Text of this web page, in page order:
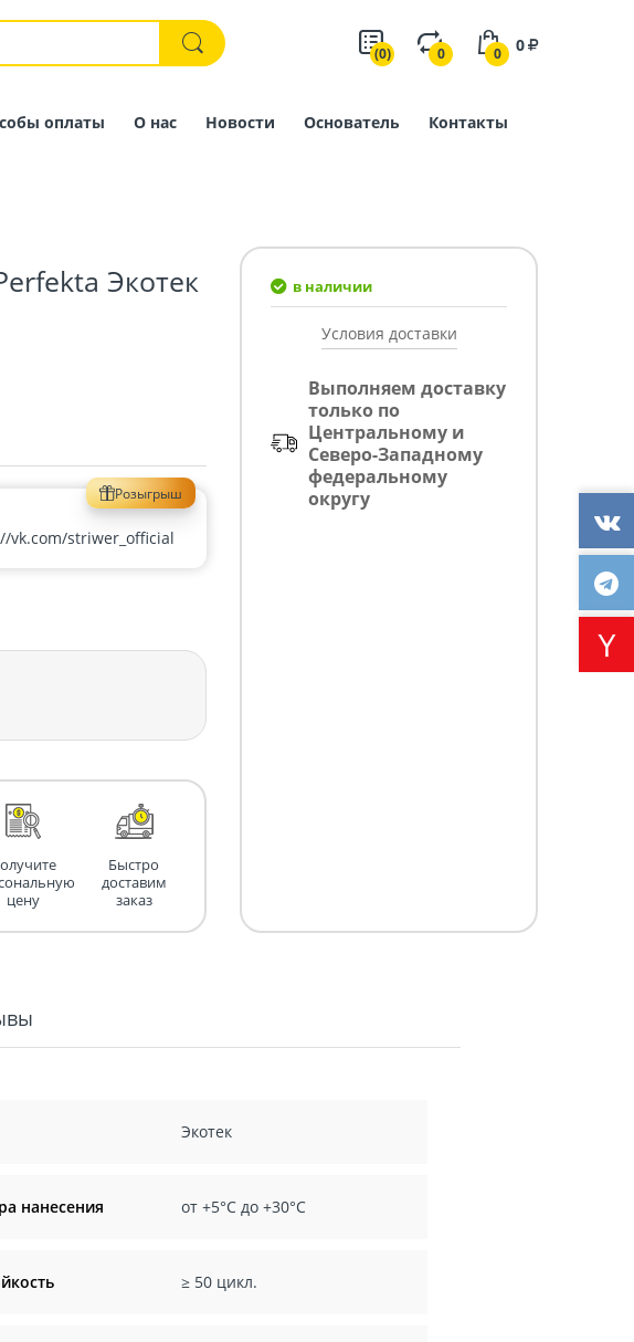
(0) 0 0 0
оплаты О нас Новости Основатель Контакты
Экотек
Розыгрыш
striwer_official
цену
Быстро
доставим
заказ
в наличии
Условия доставки
Выполняем доставку
только по
Центральному и
Северо-Западному
федеральному
округу
Экотек
нанесения от +5°С до +30°С
≥ 50 цикл.